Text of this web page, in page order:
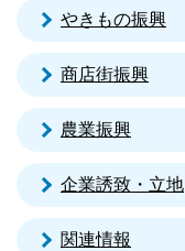
やきもの振興
商店街振興
農業振興
企業誘致・立地
関連情報